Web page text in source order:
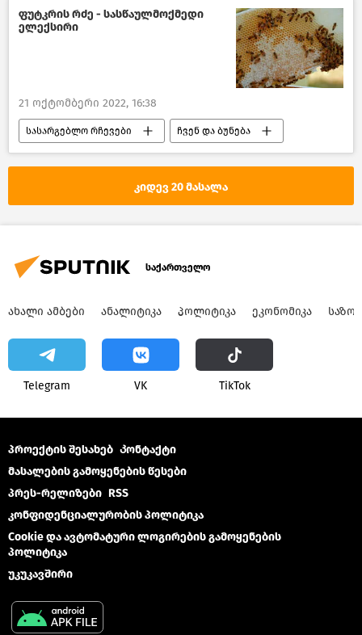
ფუტკრის რძე - სასწაულმოქმედი
ელექსირი
21 ოქტომბერი 2022, 16:38
სასარგებლო რჩევები ჩვენ და ბუნება
წასაკითხი ამბები
კიდევ 20 მასალა
საქართველო
ᲐᲮᲐᲚᲘ ᲐᲛᲑᲔᲑᲘ ᲐᲜᲐᲚᲘᲢᲘᲙᲐ ᲞᲝᲚᲘᲢᲘᲙᲐ ᲔᲙᲝᲜᲝᲛᲘᲙᲐ
Telegram VK ТikТоk
პროექტის შესახებ Კონტაქტი
მასალების გამოყენების წესები
პრეს-რელიზები RSS
კონფიდენციალურობის პოლიტიკა
Cookie და ავტომატური ლოგირების გამოყენების
პოლიტიკა
უკუკავშირი